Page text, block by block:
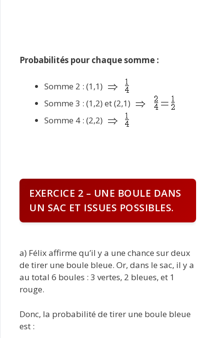
Probabilités pour chaque somme :
Somme 2 : (1,1)
Somme 3 : (1,2) et (2,1)
Somme 4 : (2,2)
EXERCICE 2 – UNE BOULE DANS
UN SAC ET ISSUES POSSIBLES.
a) Félix affirme qu’il y a une chance sur deux
de tirer une boule bleue. Or, dans le sac, il y a
au total 6 boules : 3 vertes, 2 bleues, et 1
rouge.
Donc, la probabilité de tirer une boule bleue
est :